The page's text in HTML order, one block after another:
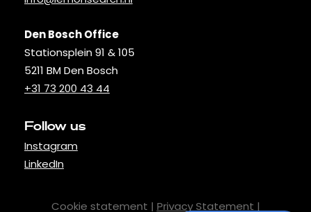
Den Bosch Office
Stationsplein 91 & 105
5211 BM Den Bosch
+31 73 200 43 44
Follow us
Instagram
LinkedIn
Cookie statement | Privacy Statement |